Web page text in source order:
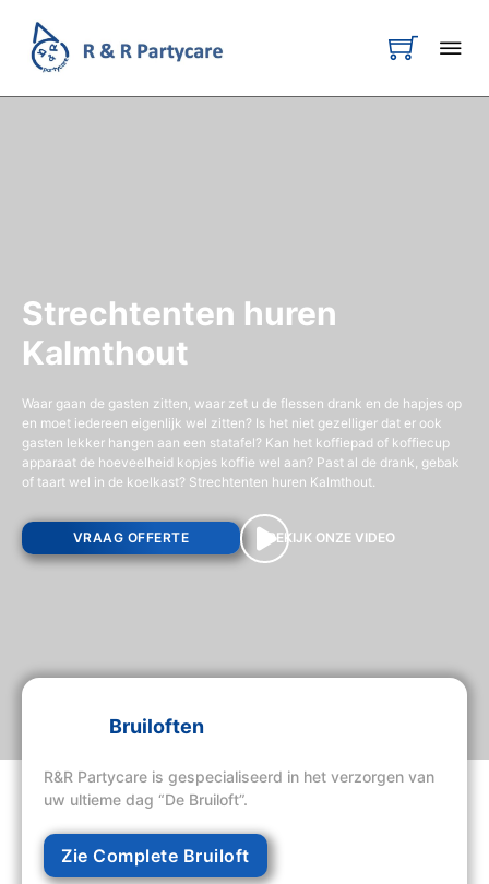
Strechtenten huren
Kalmthout
Waar gaan de gasten zitten, waar zet u de flessen drank en de hapjes op
en moet iedereen eigenlijk wel zitten? Is het niet gezelliger dat er ook
gasten lekker hangen aan een statafel? Kan het koffiepad of koffiecup
apparaat de hoeveelheid kopjes koffie wel aan? Past al de drank, gebak
of taart wel in de koelkast? Strechtenten huren Kalmthout.
VRAAG OFFERTE BEKIJK ONZE VIDEO
Bruiloften
R&R Partycare is gespecialiseerd in het verzorgen van
uw ultieme dag “De Bruiloft”.
Zie Complete Bruiloft